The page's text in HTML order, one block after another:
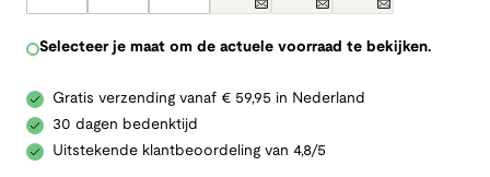
Selecteer je maat om de actuele voorraad te bekijken.
Gratis verzending vanaf € 59,95 in Nederland
30 dagen bedenktijd
Uitstekende klantbeoordeling van 4,8/5